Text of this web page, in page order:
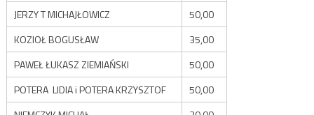
JERZY T MICHAJŁOWICZ
50,00
KOZIOŁ BOGUSŁAW
35,00
PAWEŁ ŁUKASZ ZIEMIAŃSKI
50,00
POTERA LIDIA i POTERA KRZYSZTOF
50,00